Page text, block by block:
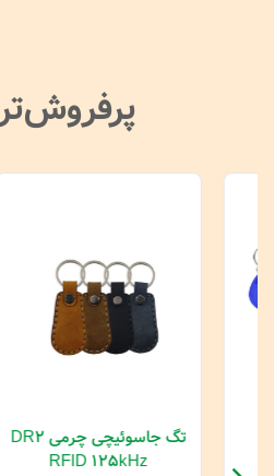
تگ جاسوئیچی چرمی DR2
RFID 125kHz